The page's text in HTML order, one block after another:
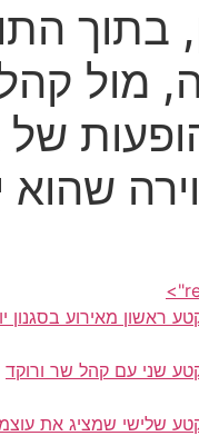
בתוך
שהוא
ראשון מאירוע בסגנון
שני עם קהל שר ורוקד
שלישי שמציג את